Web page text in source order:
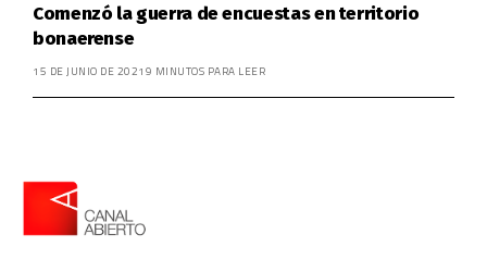
Comenzó la guerra de encuestas en territorio
bonaerense
15 DE JUNIO DE 2021 9 MINUTOS PARA LEER